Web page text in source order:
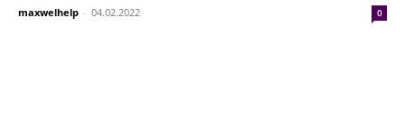
maxwelhelp - 04.02.2022 0